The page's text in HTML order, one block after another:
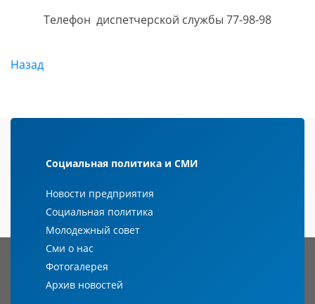
Телефон диспетчерской службы 77-98-98
Назад
Социальная политика и СМИ
Новости предприятия
Социальная политика
Молодежный совет
Сми о нас
Фотогалерея
Архив новостей